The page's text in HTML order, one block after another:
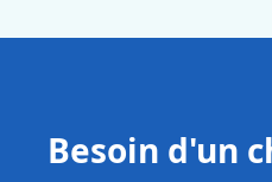
Besoin d'un